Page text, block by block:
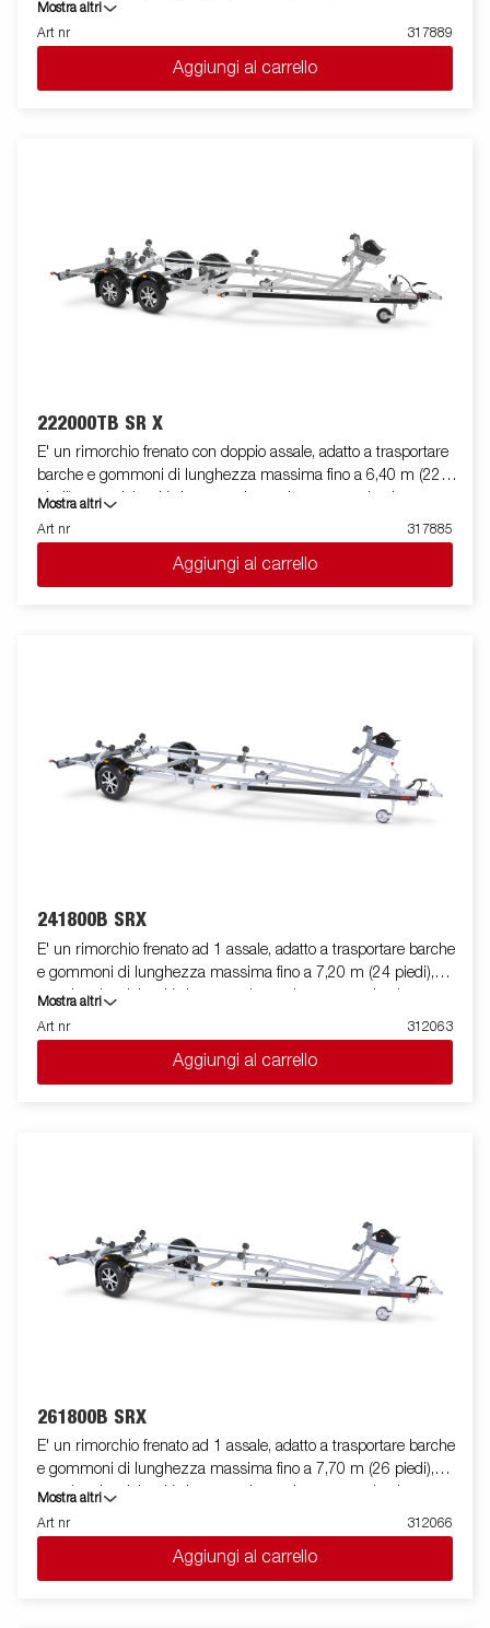
ottima stabilità durante il traino. La sua dotazione standard
prevede due slitte speciali posteriori ribaltabili e rulli laterali ad
alta resistenza di qualità superiore. Il telaio del rimorchio è
totalmente zincato a caldo, per garantire una durevole
La barra luci posteriore è facilmente amovibile, in modo da
facilitare il varo e l'alaggio dell'imbarcazione trasportata. Le
immagini sono solo a scopo illustrativo e possono mostrare
accessori opzionali.
Mostra altri
Art nr
317889
Aggiungi al carrello
222000TB SR X
E' un rimorchio frenato con doppio assale, adatto a trasportare
barche e gommoni di lunghezza massima fino a 6,40 m (22
piedi), con telaio a V che garantisce robustezza ed ottima
stabilità durante il traino. La sua dotazione standard prevede
due slitte speciali posteriori ribaltabili e rulli laterali ad alta
resistenza di qualità superiore. Il telaio del rimorchio è
totalmente zincato a caldo, per garantire una durevole
La barra luci posteriore è facilmente amovibile, in modo da
facilitare il varo e l'alaggio dell'imbarcazione trasportata. Le
immagini sono solo a scopo illustrativo e possono mostrare
accessori opzionali.
Mostra altri
Art nr
317885
Aggiungi al carrello
241800B SRX
E' un rimorchio frenato ad 1 assale, adatto a trasportare barche
e gommoni di lunghezza massima fino a 7,20 m (24 piedi),
con doppio telaio a V che garantisce robustezza ed ottima
stabilità durante il traino. La sua dotazione standard prevede
due slitte posteriori ribaltabili e rulli laterali ad alta resistenza di
qualità superiore. Il telaio del rimorchio è totalmente zincato a
caldo, per garantire una durevole resistenza alla corrosione. Il
luci posteriore è facilmente amovibile, in modo da facilitare il
varo e l'alaggio dell'imbarcazione trasportata. Le immagini sono
solo a scopo illustrativo e possono mostrare accessori opzionali.
Mostra altri
Art nr
312063
Aggiungi al carrello
261800B SRX
E' un rimorchio frenato ad 1 assale, adatto a trasportare barche
e gommoni di lunghezza massima fino a 7,70 m (26 piedi),
con doppio telaio a V che garantisce robustezza ed ottima
stabilità durante il traino. La sua dotazione standard prevede
due slitte posteriori ribaltabili e rulli laterali ad alta resistenza di
qualità superiore. Il telaio del rimorchio è totalmente zincato a
caldo, per garantire una durevole resistenza alla corrosione. Il
Mostra altri
Art nr
312066
Aggiungi al carrello